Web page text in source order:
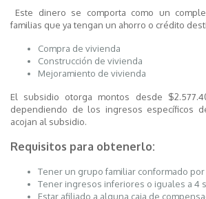
Este dinero se comporta como un
familias que ya tengan un ahorro o crédito
Compra de vivienda
Construcción de vivienda
Mejoramiento de vivienda
El subsidio otorga montos desde
dependiendo de los ingresos específicos
acojan al subsidio.
Requisitos para obtenerlo:
Tener un grupo familiar conformado por
Tener ingresos inferiores o iguales a 4
Estar afiliado a alguna caja de